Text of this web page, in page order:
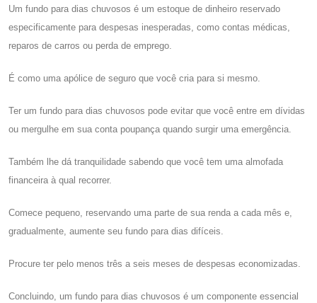
Um fundo para dias chuvosos é um estoque de dinheiro reservado
especificamente para despesas inesperadas, como contas médicas,
reparos de carros ou perda de emprego.
É como uma apólice de seguro que você cria para si mesmo.
Ter um fundo para dias chuvosos pode evitar que você entre em dívidas
ou mergulhe em sua conta poupança quando surgir uma emergência.
Também lhe dá tranquilidade sabendo que você tem uma almofada
financeira à qual recorrer.
Comece pequeno, reservando uma parte de sua renda a cada mês e,
gradualmente, aumente seu fundo para dias difíceis.
Procure ter pelo menos três a seis meses de despesas economizadas.
Concluindo, um fundo para dias chuvosos é um componente essencial